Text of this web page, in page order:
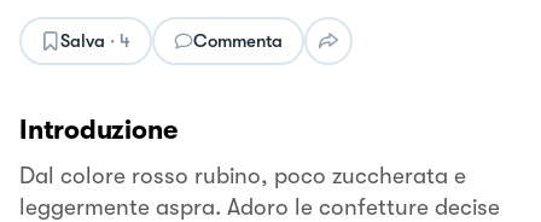
Salva · 4 Commenta
Introduzione
Dal colore rosso rubino, poco zuccherata e
leggermente aspra. Adoro le confetture decise